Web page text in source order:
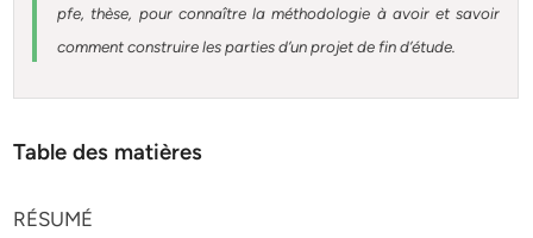
pfe, thèse, pour connaître la méthodologie à avoir et savoir
comment construire les parties d’un projet de fin d’étude
Table des matières
RÉSUMÉ